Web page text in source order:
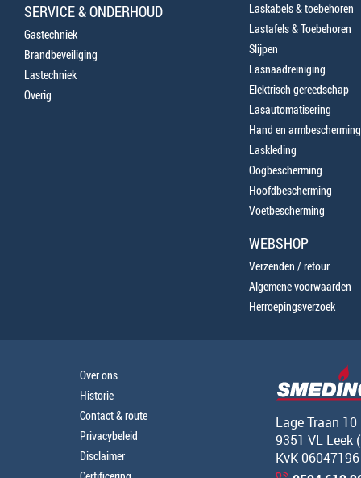
SERVICE & ONDERHOUD
Gastechniek
Brandbeveiliging
Lastechniek
Overig
Laskabels & toebehoren
Lastafels & Toebehoren
Slijpen
Lasnaadreiniging
Elektrisch gereedschap
Lasautomatisering
Hand en armbescherming
Laskleding
Oogbescherming
Hoofdbescherming
Voetbescherming
WEBSHOP
Verzenden / retour
Algemene voorwaarden
Herroepingsverzoek
Over ons
Historie
Contact & route
Privacybeleid
Disclaimer
Lage Traan 10
9351 VL Leek
KvK 06047196